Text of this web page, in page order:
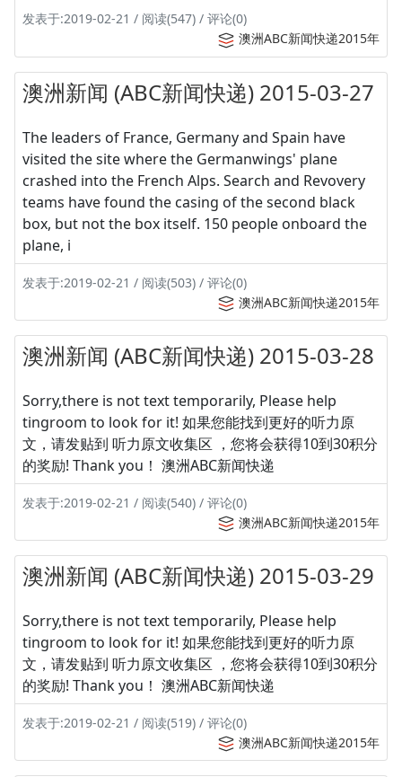
发表于:2019-02-21 / 阅读(547) / 评论(0)
澳洲ABC新闻快递2015年
澳洲新闻 (ABC新闻快递) 2015-03-27
The leaders of France, Germany and Spain have
visited the site where the Germanwings' plane
crashed into the French Alps. Search and Revovery
teams have found the casing of the second black
box, but not the box itself. 150 people onboard the
plane, i
发表于:2019-02-21 / 阅读(503) / 评论(0)
澳洲ABC新闻快递2015年
澳洲新闻 (ABC新闻快递) 2015-03-28
Sorry,there is not text temporarily, Please help
tingroom to look for it! 如果您能找到更好的听力原
文，请发贴到 听力原文收集区 ，您将会获得10到30积分
的奖励! Thank you！ 澳洲ABC新闻快递
发表于:2019-02-21 / 阅读(540) / 评论(0)
澳洲ABC新闻快递2015年
澳洲新闻 (ABC新闻快递) 2015-03-29
Sorry,there is not text temporarily, Please help
tingroom to look for it! 如果您能找到更好的听力原
文，请发贴到 听力原文收集区 ，您将会获得10到30积分
的奖励! Thank you！ 澳洲ABC新闻快递
发表于:2019-02-21 / 阅读(519) / 评论(0)
澳洲ABC新闻快递2015年